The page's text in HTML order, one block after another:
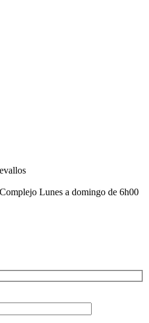
Lunes a domingo de 6h00